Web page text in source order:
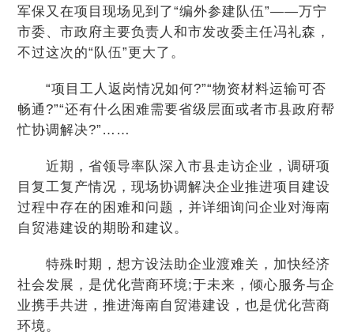
军保又在项目现场见到了“编外参建队伍”——万宁
市委、市政府主要负责人和市发改委主任冯礼森，
不过这次的“队伍”更大了。
“项目工人返岗情况如何?”“物资材料运输可否
畅通?”“还有什么困难需要省级层面或者市县政府帮
忙协调解决?”……
近期，省领导率队深入市县走访企业，调研项
目复工复产情况，现场协调解决企业推进项目建设
过程中存在的困难和问题，并详细询问企业对海南
自贸港建设的期盼和建议。
特殊时期，想方设法助企业渡难关，加快经济
社会发展，是优化营商环境;于未来，倾心服务与企
业携手共进，推进海南自贸港建设，也是优化营商
环境。